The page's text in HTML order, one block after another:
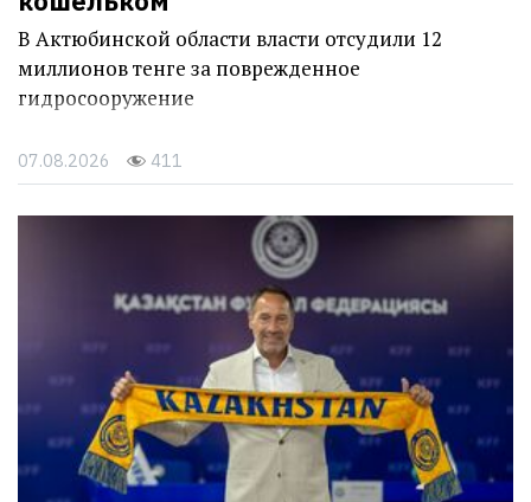
В Актюбинской области власти отсудили 12
миллионов тенге за поврежденное
гидросооружение
07.08.2026 411